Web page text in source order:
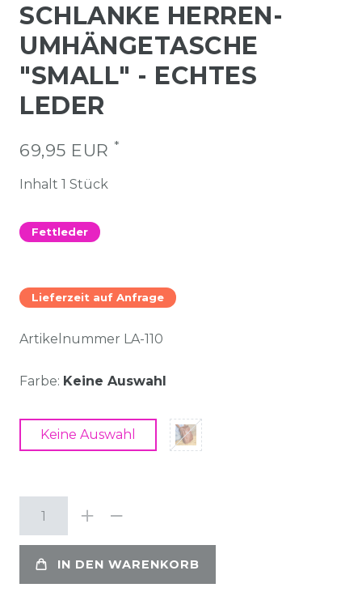
SCHLANKE HERREN-
UMHÄNGETASCHE
"SMALL" - ECHTES
LEDER
69,95 EUR *
Inhalt 1 Stück
Fettleder
Lieferzeit auf Anfrage
Artikelnummer LA-110
Farbe: Keine Auswahl
Keine Auswahl
IN DEN WARENKORB